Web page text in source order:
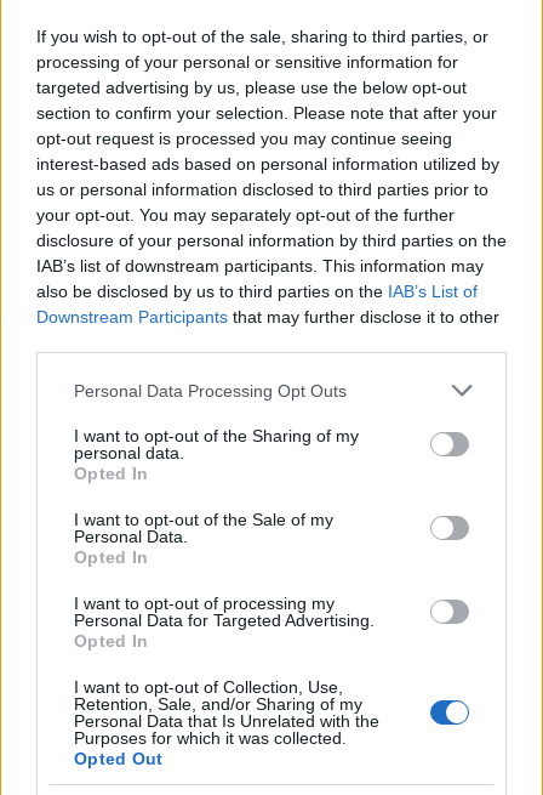
If you wish to opt-out of the sale, sharing to third parties, or
processing of your personal or sensitive information for
targeted advertising by us, please use the below opt-out
section to confirm your selection. Please note that after your
opt-out request is processed you may continue seeing
interest-based ads based on personal information utilized by
us or personal information disclosed to third parties prior to
your opt-out. You may separately opt-out of the further
disclosure of your personal information by third parties on the
IAB’s list of downstream participants. This information may
also be disclosed by us to third parties on the IAB’s List of
Downstream Participants that may further disclose it to other
Please note that this website/app uses one or more Google
not limited to your visit or usage behaviour. You may click to
grant or deny consent to Google and its third-party tags to
use your data for below specified purposes in below Google
consent section.
Personal Data Processing Opt Outs
I want to opt-out of the Sharing of my
personal data.
Opted In
I want to opt-out of the Sale of my
Personal Data.
Opted In
I want to opt-out of processing my
Personal Data for Targeted Advertising.
Opted In
I want to opt-out of Collection, Use,
Retention, Sale, and/or Sharing of my
Personal Data that Is Unrelated with the
Purposes for which it was collected.
Opted Out
anyaszínházát.„Sokan gondolták, hogy én is
elszerződöm a Vígszínházból. Nagyon viccesnek tartom,
ha úgy tekintenek ránk, mint Stanra és Panra.
Rengeteget játszunk együtt, napi szinten találkozunk,
mondhatni, barátok vagyunk, de az életben külön
utakon járunk”– mondta. Az Őrült Nők Ketrecében
alakított párosuk szerinte annál jobb lesz, minél
idősebbek lesznek, Stohl pedig„gyakran mondogatja,
hogy teljesen odavan azért, ahogyan én udvarolok
neki”.
Beszélt arról is, sokáig volt szabadúszó, de elege lett
„a lézengő ritterségből, a sehova sem tartozásból”
Bartis AttilaRendezéscímű darabjában a rendező